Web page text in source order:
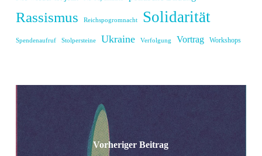
Rassismus Reichspogromnacht Solidarität
Spendenaufruf Stolpersteine Ukraine Verfolgung Vortrag Workshops
Vorheriger Beitrag